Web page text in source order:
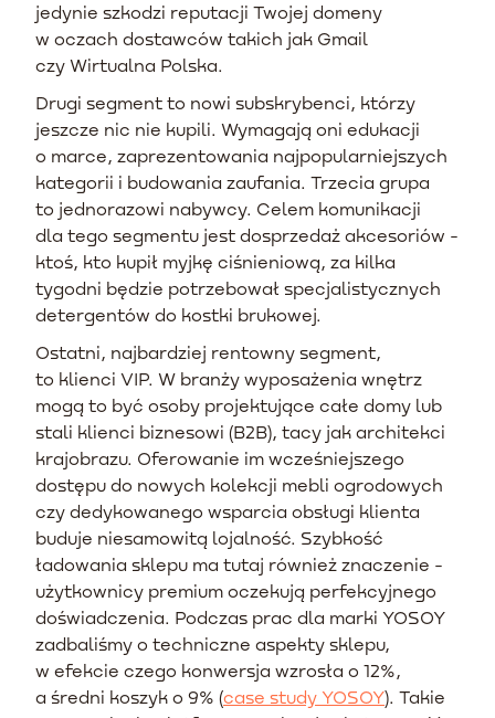
jedynie szkodzi reputacji Twojej domeny
w oczach dostawców takich jak Gmail
czy Wirtualna Polska.
Drugi segment to nowi subskrybenci, którzy
jeszcze nic nie kupili. Wymagają oni edukacji
o marce, zaprezentowania najpopularniejszych
kategorii i budowania zaufania. Trzecia grupa
to jednorazowi nabywcy. Celem komunikacji
dla tego segmentu jest dosprzedaż akcesoriów -
ktoś, kto kupił myjkę ciśnieniową, za kilka
tygodni będzie potrzebował specjalistycznych
detergentów do kostki brukowej.
Ostatni, najbardziej rentowny segment,
to klienci VIP. W branży wyposażenia wnętrz
mogą to być osoby projektujące całe domy lub
stali klienci biznesowi (B2B), tacy jak architekci
krajobrazu. Oferowanie im wcześniejszego
dostępu do nowych kolekcji mebli ogrodowych
czy dedykowanego wsparcia obsługi klienta
buduje niesamowitą lojalność. Szybkość
ładowania sklepu ma tutaj również znaczenie -
użytkownicy premium oczekują perfekcyjnego
doświadczenia. Podczas prac dla marki YOSOY
zadbaliśmy o techniczne aspekty sklepu,
w efekcie czego konwersja wzrosła o 12%,
a średni koszyk o 9% (case study YOSOY). Takie